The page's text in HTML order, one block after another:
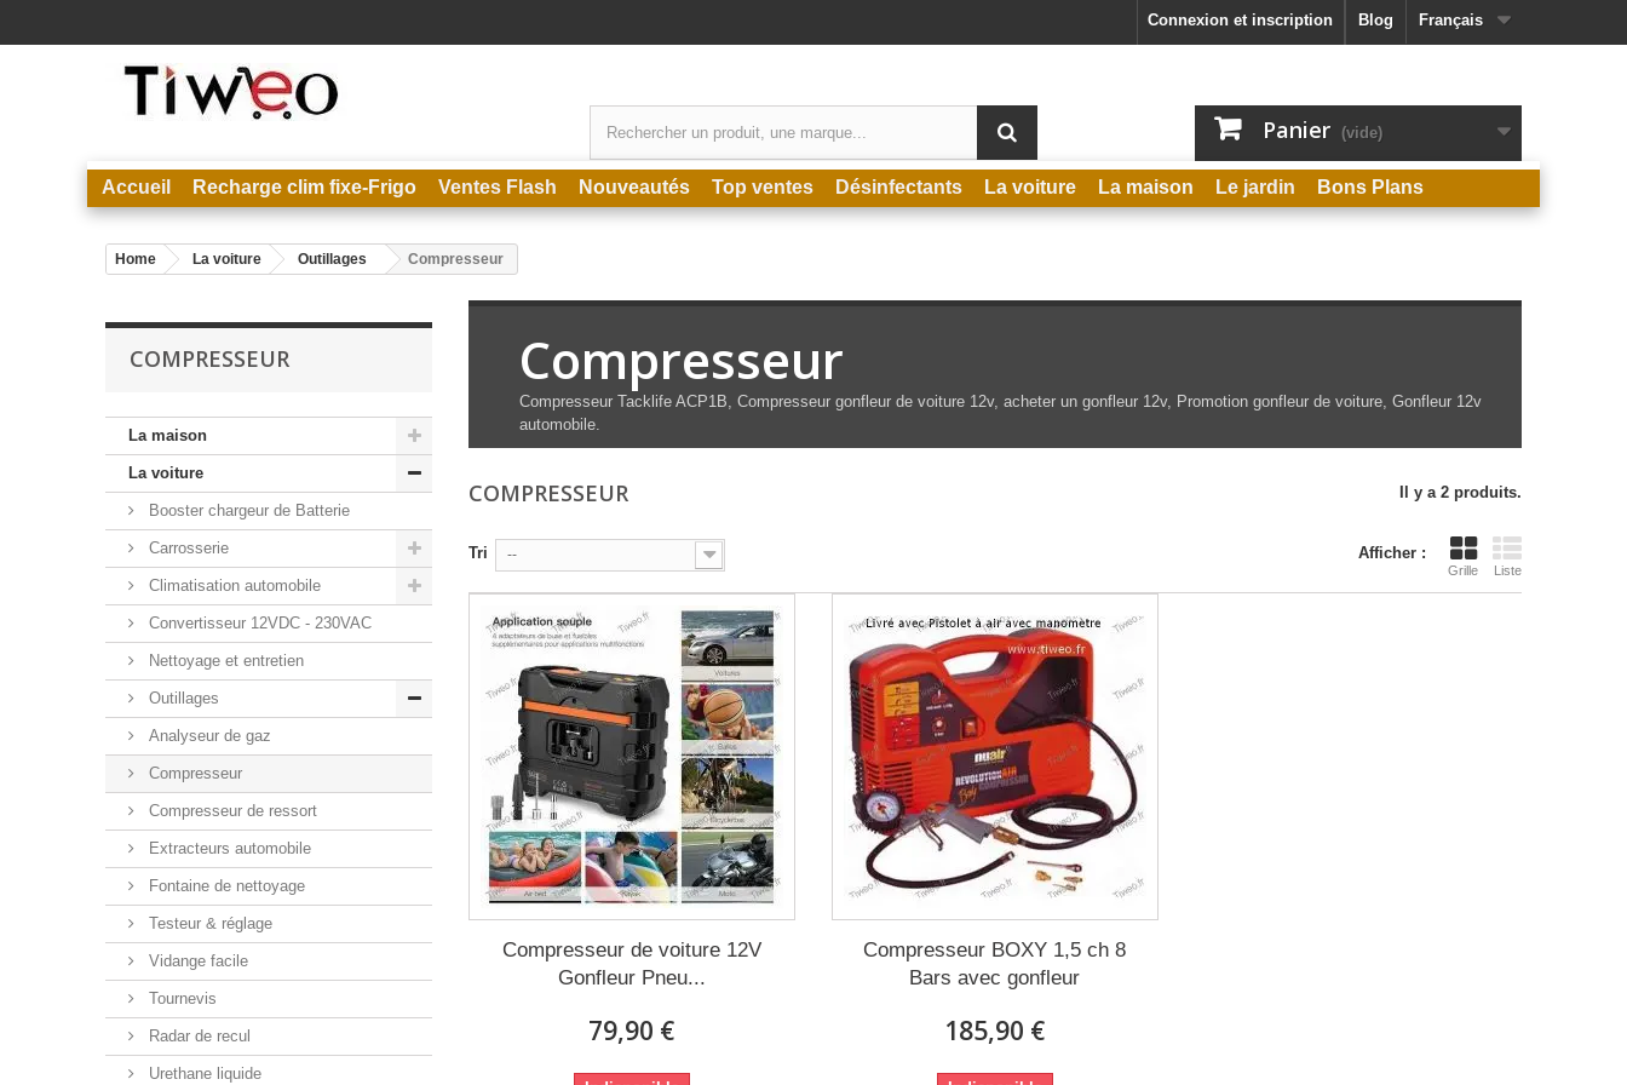
Français
Blog
Connexion et inscription
Panier (vide)
Accueil Recharge clim fixe-Frigo Ventes Flash Nouveautés Top ventes Désinfectants La voiture La maison Le jardin Bons Plans
Home La voiture Outillages Compresseur
COMPRESSEUR
La maison
La voiture
Booster chargeur de Batterie
Carrosserie
Climatisation automobile
Convertisseur 12VDC - 230VAC
Nettoyage et entretien
Outillages
Analyseur de gaz
Compresseur
Compresseur de ressort
Extracteurs automobile
Fontaine de nettoyage
Testeur & réglage
Vidange facile
Tournevis
Radar de recul
Urethane liquide
Compresseur
Compresseur Tacklife ACP1B, Compresseur gonfleur de voiture 12v, acheter un gonfleur 12v, Promotion gonfleur de voiture, Gonfleur 12v
automobile.
COMPRESSEUR Il y a 2 produits.
Afficher :
Grille Liste
Tri --
Compresseur de voiture 12V
Gonfleur Pneu...
79,90 €
Compresseur BOXY 1,5 ch 8
Bars avec gonfleur
185,90 €